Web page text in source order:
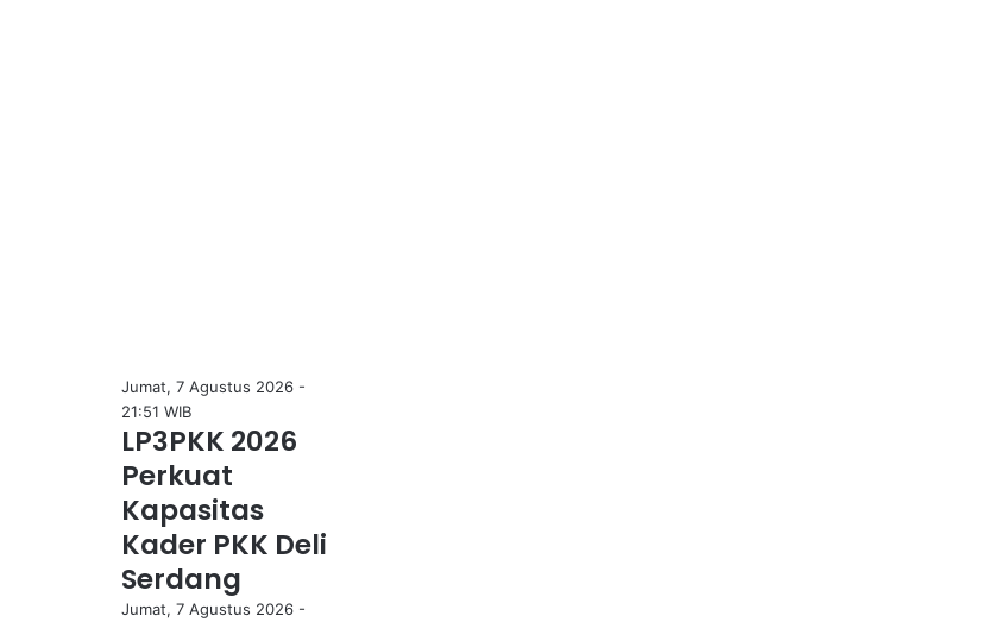
Jumat, 7 Agustus 2026 -
21:51 WIB
LP3PKK 2026
Perkuat
Kapasitas
Kader PKK Deli
Serdang
Jumat, 7 Agustus 2026 -